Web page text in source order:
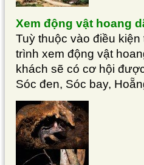
Xem động vật hoang
Tuỳ thuộc vào điều
trình xem động vật
khách sẽ có cơ hội
Sóc đen, Sóc bay,